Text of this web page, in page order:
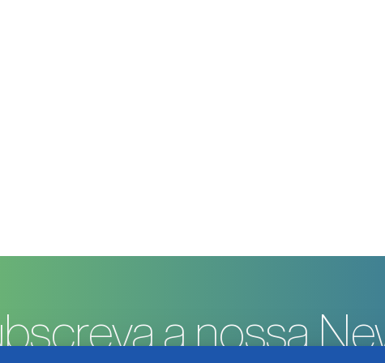
a nossa